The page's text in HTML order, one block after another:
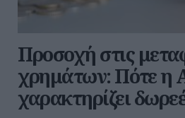
Προσοχή στις
χρημάτων: Πότε η
χαρακτηρίζει